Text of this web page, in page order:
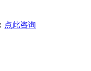
点此咨询